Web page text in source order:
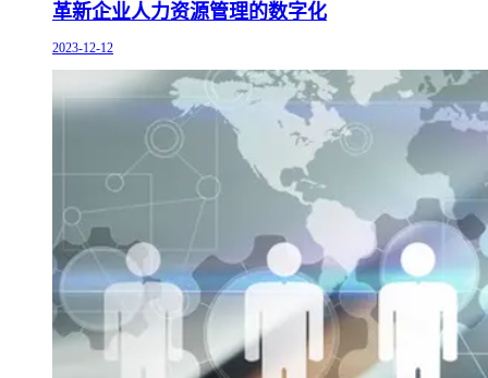
革新企业人力资源管理的数字化
2023-12-12